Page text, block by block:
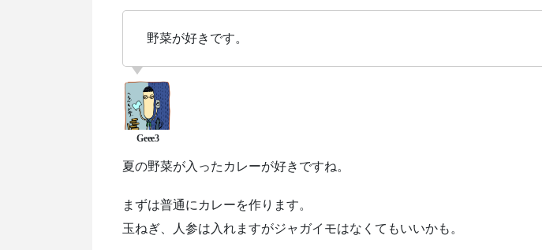
野菜が好きです。
夏の野菜が入ったカレーが好きですね。
まずは普通にカレーを作ります。
玉ねぎ、人参は入れますがジャガイモはなくてもいいかも。